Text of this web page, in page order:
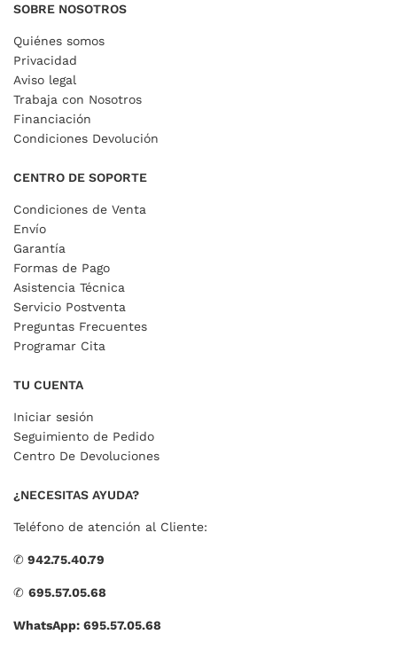
SOBRE NOSOTROS
Quiénes somos
Privacidad
Aviso legal
Trabaja con Nosotros
Financiación
Condiciones Devolución
CENTRO DE SOPORTE
Condiciones de Venta
Envío
Garantía
Formas de Pago
Asistencia Técnica
Servicio Postventa
Preguntas Frecuentes
Programar Cita
TU CUENTA
Iniciar sesión
Seguimiento de Pedido
Centro De Devoluciones
¿NECESITAS AYUDA?
Teléfono de atención al Cliente:
✆ 942.75.40.79
✆ 695.57.05.68
WhatsApp: 695.57.05.68